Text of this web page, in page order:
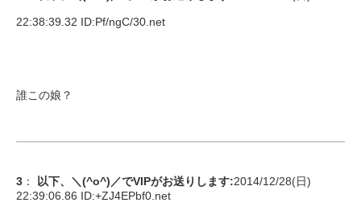
22:38:39.32 ID:Pf/ngC/30.net
誰この娘？
3 ： 以下、＼(^o^)／でVIPがお送りします:2014/12/28(日)
22:39:06.86 ID:+ZJ4EPbf0.net